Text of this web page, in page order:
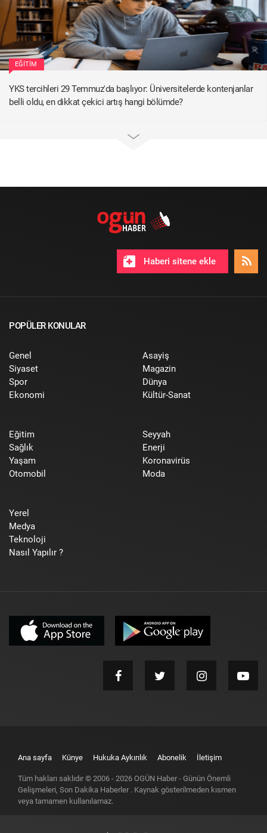
EĞITIM
YKS tercihleri 29 Temmuz'da başlıyor: Üniversitelerde kontenjanlar
belli oldu, en dikkat çekici artış hangi bölümde?
Haberi sitene ekle
POPÜLER KONULAR
Genel
Siyaset
Spor
Ekonomi
Asayiş
Magazin
Dünya
Kültür-Sanat
Eğitim
Sağlık
Yaşam
Otomobil
Seyyah
Enerji
Koronavirüs
Moda
Yerel
Medya
Teknoloji
Nasıl Yapılır ?
Ana sayfa Künye Hukuka Aykırılık Abonelik İletişim
Tüm hakları saklıdır © 2006 - 2026 OGÜN Haber - Günün Önemli
Gelişmeleri, Son Dakika Haberler . Kaynak gösterilmeden kısmen
veya tamamen kullanılamaz.